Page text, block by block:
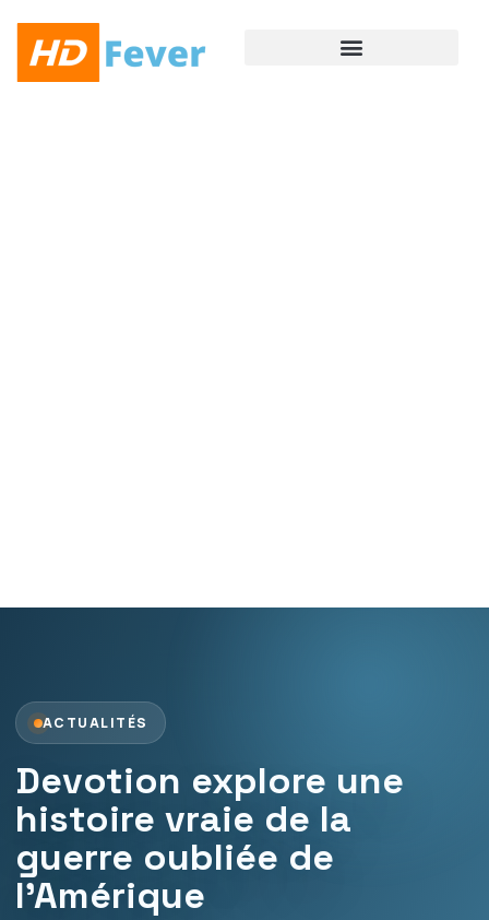
ACTUALITÉS
Devotion explore une
histoire vraie de la
guerre oubliée de
l’Amérique